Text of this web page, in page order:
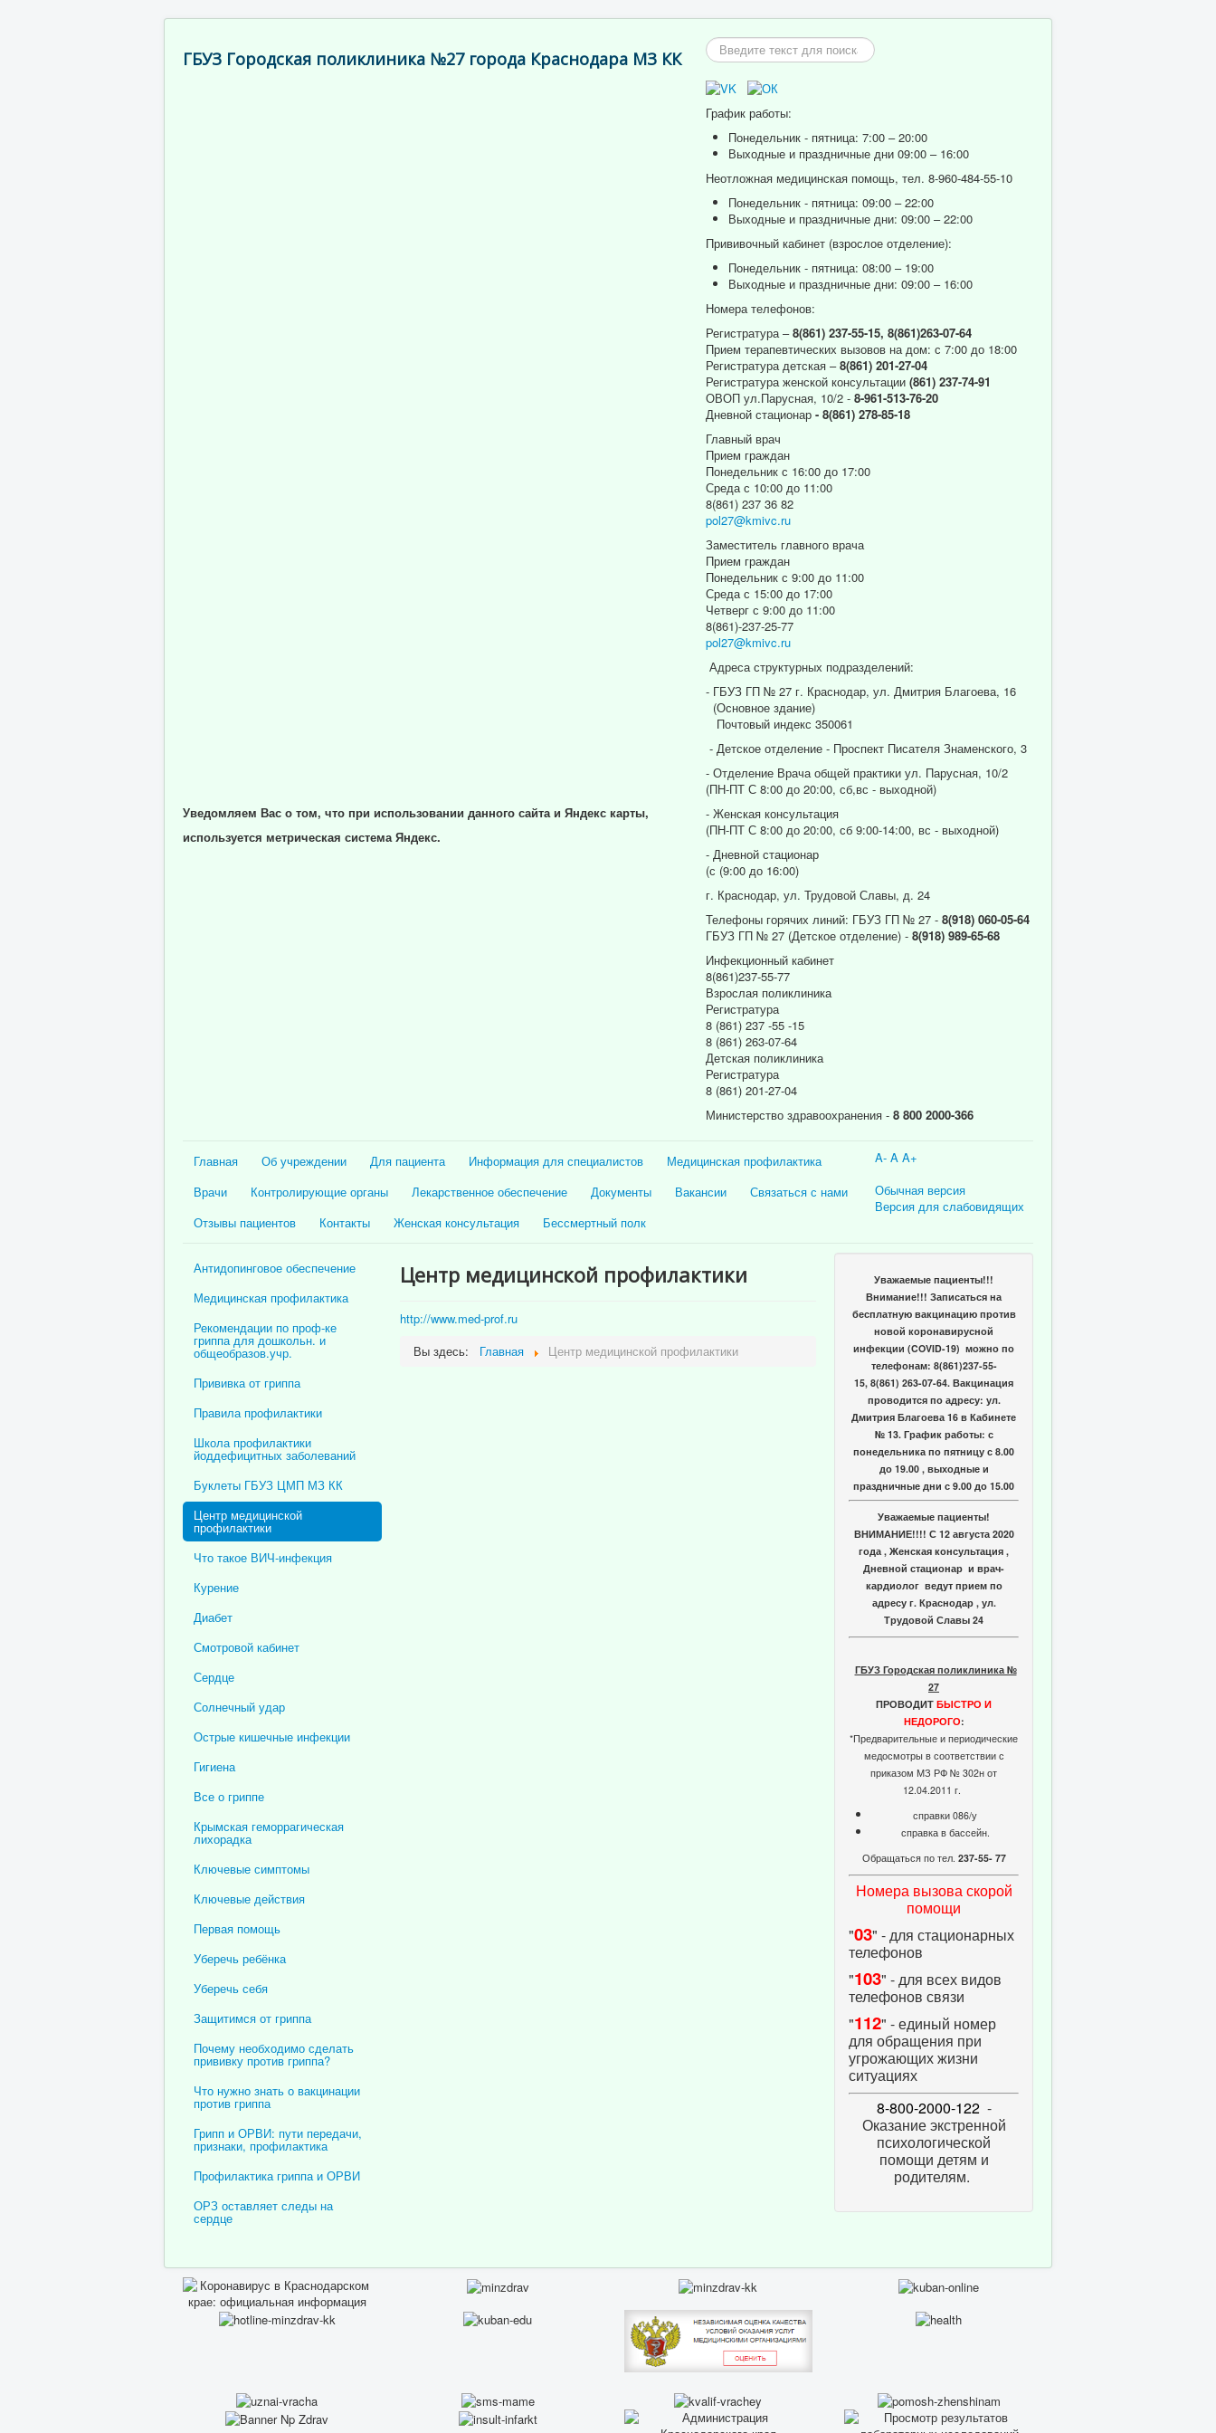
ГБУЗ Городская поликлиника №27 города Краснодара МЗ КК
Уведомляем Вас о том, что при использовании данного сайта и Яндекс карты,
используется метрическая система Яндекс.
Искать...
График работы:
Понедельник - пятница: 7:00 – 20:00
Выходные и праздничные дни 09:00 – 16:00
Неотложная медицинская помощь, тел. 8-960-484-55-10
Понедельник - пятница: 09:00 – 22:00
Выходные и праздничные дни: 09:00 – 22:00
Прививочный кабинет (взрослое отделение):
Понедельник - пятница: 08:00 – 19:00
Выходные и праздничные дни: 09:00 – 16:00
Номера телефонов:
Регистратура –8(861) 237-55-15, 8(861)263-07-64
Прием терапевтических вызовов на дом: с 7:00 до 18:00
Регистратура детская –8(861) 201-27-04
Регистратура женской консультации (861) 237-74-91
ОВОП ул.Парусная, 10/2 - 8-961-513-76-20
Дневной стационар - 8(861) 278-85-18
Главный врач
Прием граждан
Понедельник с 16:00 до 17:00
Среда с 10:00 до 11:00
8(861) 237 36 82
pol27@kmivc.ru
Заместитель главного врача
Прием граждан
Понедельник с 9:00 до 11:00
Среда с 15:00 до 17:00
Четверг с 9:00 до 11:00
8(861)-237-25-77
pol27@kmivc.ru
Адреса структурных подразделений:
- ГБУЗ ГП № 27 г. Краснодар, ул. Дмитрия Благоева, 16
(Основное здание)
Почтовый индекс 350061
- Детское отделение - Проспект Писателя Знаменского, 3
- Отделение Врача общей практики ул. Парусная, 10/2
(ПН-ПТ С 8:00 до 20:00, сб,вс - выходной)
- Женская консультация
(ПН-ПТ С 8:00 до 20:00, сб 9:00-14:00, вс - выходной)
- Дневной стационар
(с (9:00 до 16:00)
г. Краснодар, ул. Трудовой Славы, д. 24
Телефоны горячих линий: ГБУЗ ГП № 27 - 8(918) 060-05-64
ГБУЗ ГП № 27 (Детское отделение) - 8(918) 989-65-68
Инфекционный кабинет
8(861)237-55-77
Взрослая поликлиника
Регистратура
8 (861) 237 -55 -15
8 (861) 263-07-64
Детская поликлиника
Регистратура
8 (861) 201-27-04
Министерство здравоохранения - 8 800 2000-366
A- A A+
Обычная версия
Версия для слабовидящих
Главная Об учреждении Для пациента Информация для специалистов
Медицинская профилактика
Врачи
Контролирующие органы Лекарственное обеспечение Документы Вакансии
Связаться с нами
Отзывы пациентов
Контакты Женская консультация Бессмертный полк
Антидопинговое обеспечение
Медицинская профилактика
Рекомендации по проф-ке
гриппа для дошкольн. и
общеобразов.учр.
Прививка от гриппа
Правила профилактики
Школа профилактики
йоддефицитных заболеваний
Буклеты ГБУЗ ЦМП МЗ КК
Центр медицинской
профилактики
Что такое ВИЧ-инфекция
Курение
Диабет
Смотровой кабинет
Сердце
Солнечный удар
Острые кишечные инфекции
Гигиена
Все о гриппе
Крымская геморрагическая
лихорадка
Ключевые симптомы
Ключевые действия
Первая помощь
Уберечь ребёнка
Уберечь себя
Защитимся от гриппа
Почему необходимо сделать
прививку против гриппа?
Что нужно знать о вакцинации
против гриппа
Грипп и ОРВИ: пути передачи,
признаки, профилактика
Профилактика гриппа и ОРВИ
ОРЗ оставляет следы на
сердце
Центр медицинской профилактики
http://www.med-prof.ru
Вы здесь:
Главная Центр медицинской профилактики
Уважаемые пациенты!!!
Внимание!!! Записаться на
бесплатную вакцинацию против
новой коронавирусной
инфекции (COVID-19) можно по
телефонам: 8(861)237-55-
15, 8(861) 263-07-64. Вакцинация
проводится по адресу: ул.
Дмитрия Благоева 16 в Кабинете
№ 13. График работы: с
понедельника по пятницу с 8.00
до 19.00 , выходные и
праздничные дни с 9.00 до 15.00
Уважаемые пациенты!
ВНИМАНИЕ!!!! С 12 августа 2020
года , Женская консультация ,
Дневной стационар и врач-
кардиолог ведут прием по
адресу г. Краснодар , ул.
Трудовой Славы 24
ГБУЗ Городская поликлиника №
27
ПРОВОДИТ БЫСТРО И
НЕДОРОГО:
*Предварительные и периодические
медосмотры в соответствии с
приказом МЗ РФ № 302н от
12.04.2011 г.
справки 086/у
справка в бассейн.
Обращаться по тел. 237-55- 77
Номера вызова скорой
помощи
"03" - для стационарных
телефонов
"103" - для всех видов
телефонов связи
"112" - единый номер
для обращения при
угрожающих жизни
ситуациях
8-800-2000-122-
Оказание экстренной
психологической
помощи детям и
родителям.